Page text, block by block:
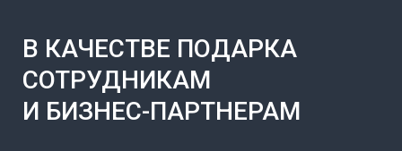
В КАЧЕСТВЕ ПОДАРКА
СОТРУДНИКАМ
И БИЗНЕС-ПАРТНЕРАМ